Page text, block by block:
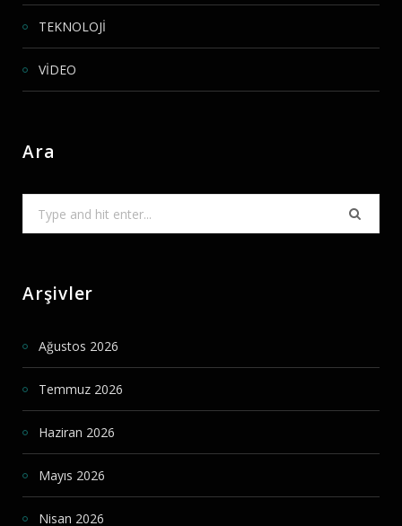
TEKNOLOJİ
VİDEO
Ara
Arşivler
Ağustos 2026
Temmuz 2026
Haziran 2026
Mayıs 2026
Nisan 2026